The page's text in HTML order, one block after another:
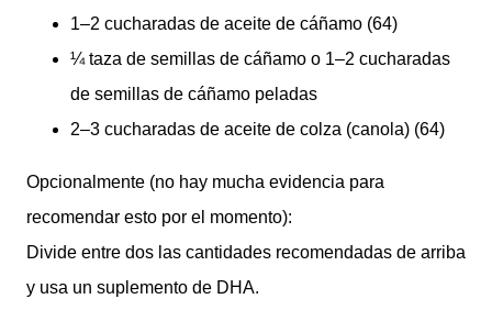
1–2 cucharadas de aceite de cáñamo (64)
¼ taza de semillas de cáñamo o 1–2 cucharadas
de semillas de cáñamo peladas
2–3 cucharadas de aceite de colza (canola) (64)
Opcionalmente (no hay mucha evidencia para
recomendar esto por el momento):
Divide entre dos las cantidades recomendadas de arriba
y usa un suplemento de DHA.